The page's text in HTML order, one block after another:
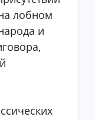
лобном
и